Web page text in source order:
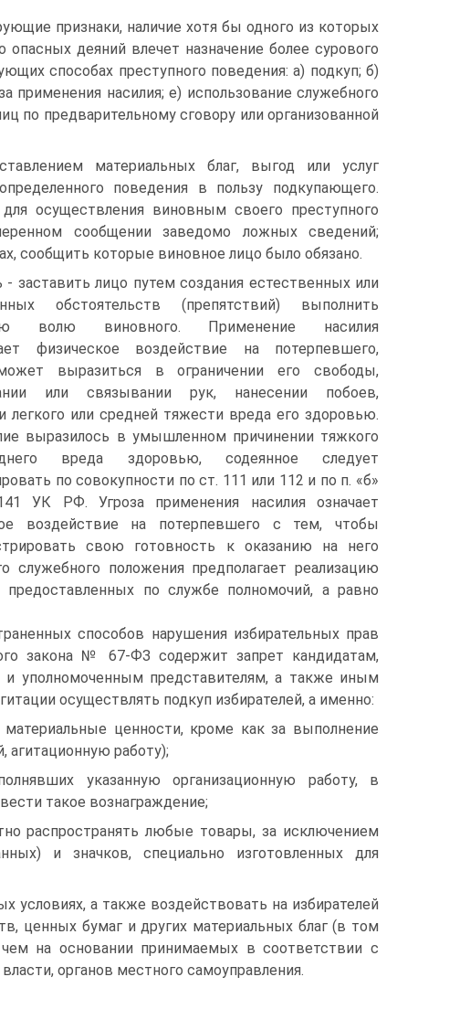
признаки, наличие хотя бы одного из которых
деяний влечет назначение более сурового
способах преступного поведения: а) подкуп; б)
применения насилия; е) использование служебного
по предварительному сговору или организованной
материальных благ, выгод или услуг
поведения в пользу подкупающего.
осуществления виновным своего преступного
сообщении заведомо ложных сведений;
сообщить которые виновное лицо было обязано.
- заставить лицо путем создания естественных или
обстоятельств (препятствий) выполнить
волю виновного. Применение насилия
физическое воздействие на потерпевшего,
выразиться в ограничении его свободы,
или связывании рук, нанесении побоев,
легкого или средней тяжести вреда его здоровью.
выразилось в умышленном причинении тяжкого
вреда здоровью, содеянное следует
по совокупности по ст. 111 или 112 и по п. «б»
УК РФ. Угроза применения насилия означает
воздействие на потерпевшего с тем, чтобы
свою готовность к оказанию на него
служебного положения предполагает реализацию
по службе полномочий, а равно
способов нарушения избирательных прав
закона № 67-ФЗ содержит запрет кандидатам,
уполномоченным представителям, а также иным
осуществлять подкуп избирателей, а именно:
ценности, кроме как за выполнение
агитационную работу);
указанную организационную работу, в
такое вознаграждение;
распространять любые товары, за исключением
и значков, специально изготовленных для
условиях, а также воздействовать на избирателей
ценных бумаг и других материальных благ (в том
чем на основании принимаемых в соответствии с
органов местного самоуправления.